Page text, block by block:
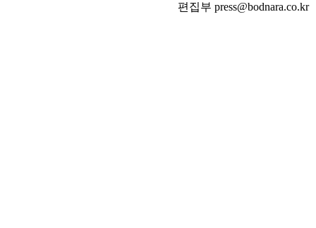
편집부 press@bodnara.co.kr